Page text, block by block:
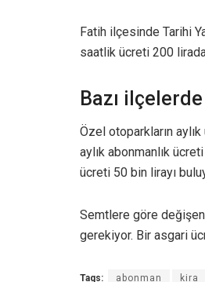
Fatih ilçesinde Tarihi
saatlik ücreti 200
Bazı
Özel otoparkların
aylık abonmanlık
ücreti 50 bin lirayı
Semtlere göre
gerekiyor. Bir asgari
Tags: abonman kira